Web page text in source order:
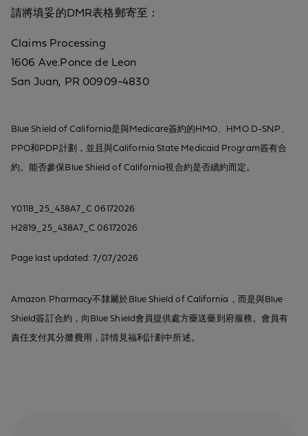
請將填妥的DMR表格郵寄至：
Claims Processing
1606 Ave.Ponce de Leon
San Juan, PR 00909-4830
Blue Shield of California是與Medicare簽約的HMO、HMO D-SNP、
PPO和PDP計劃，並且與California State Medicaid Program簽有合
約。能否參保Blue Shield of California視合約是否續約而定。
Y0118_25_438A7_C 06172026
H2819_25_438A7_C 06172026
Page last updated: 7/07/2026
Amazon Pharmacy不隸屬於Blue Shield of California，而是與Blue
Shield簽訂合約，向Blue Shield會員提供處方藥送藥到府服務。會員有
責任支付其分攤費用，詳情見福利計劃中所述。